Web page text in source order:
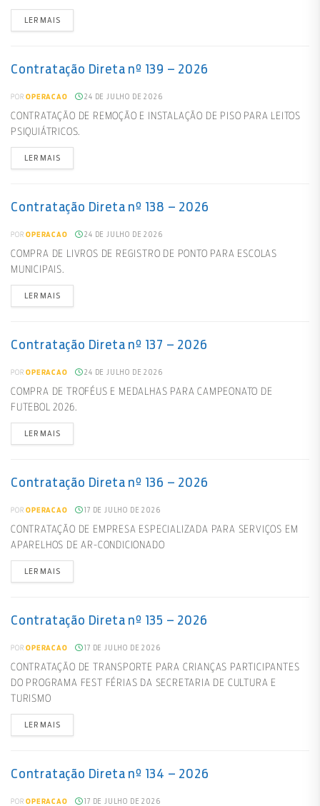
LER MAIS
Contratação Direta nº 139 – 2026
POR OPERACAO 24 DE JULHO DE 2026
CONTRATAÇÃO DE REMOÇÃO E INSTALAÇÃO DE PISO PARA LEITOS
PSIQUIÁTRICOS.
LER MAIS
Contratação Direta nº 138 – 2026
POR OPERACAO 24 DE JULHO DE 2026
COMPRA DE LIVROS DE REGISTRO DE PONTO PARA ESCOLAS
MUNICIPAIS.
LER MAIS
Contratação Direta nº 137 – 2026
POR OPERACAO 24 DE JULHO DE 2026
COMPRA DE TROFÉUS E MEDALHAS PARA CAMPEONATO DE
FUTEBOL 2026.
LER MAIS
Contratação Direta nº 136 – 2026
POR OPERACAO 17 DE JULHO DE 2026
CONTRATAÇÃO DE EMPRESA ESPECIALIZADA PARA SERVIÇOS EM
APARELHOS DE AR-CONDICIONADO
LER MAIS
Contratação Direta nº 135 – 2026
POR OPERACAO 17 DE JULHO DE 2026
CONTRATAÇÃO DE TRANSPORTE PARA CRIANÇAS PARTICIPANTES
DO PROGRAMA FEST FÉRIAS DA SECRETARIA DE CULTURA E
TURISMO
LER MAIS
Contratação Direta nº 134 – 2026
POR OPERACAO 17 DE JULHO DE 2026